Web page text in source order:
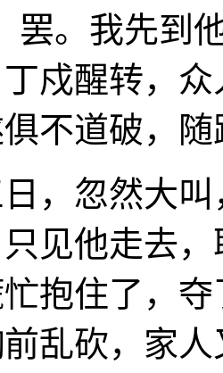
罢。我先到
戍醒转，
不道破，
，忽然大
见他走去
抱住了，
乱砍，家